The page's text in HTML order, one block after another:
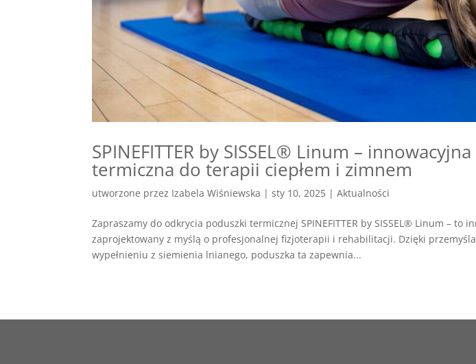
SPINEFITTER by SISSEL® Linum –
termiczna do terapii ciepłem i zimnem
utworzone przez Izabela Wiśniewska |sty 10, 2025 |Aktualności
Zapraszamy do odkrycia poduszki termicznej SPINEFITTER by SISSEL® Linum – to
zaprojektowany z myślą o profesjonalnej fizjoterapii i rehabilitacji. Dzięki
wypełnieniu z siemienia lnianego, poduszka ta zapewnia...